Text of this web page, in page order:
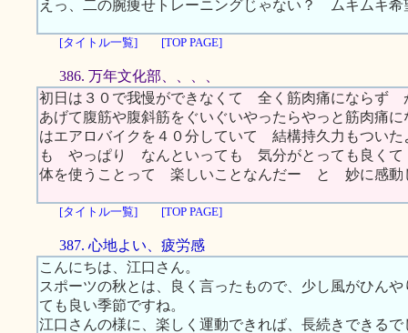
えっ、二の腕痩せトレーニングじゃない？ ムキムキ
[タイトル一覧] [TOP PAGE]
386. 万年文化部、、、、
初日は３０で我慢ができなくて 全く筋肉痛にならず
あげて腹筋や腹斜筋をぐいぐいやったらやっと筋肉
はエアロバイクを４０分していて 結構持久力もつい
も やっぱり なんといっても 気分がとっても良くて
体を使うことって 楽しいことなんだー と 妙に感
[タイトル一覧] [TOP PAGE]
387. 心地よい、疲労感
こんにちは、江口さん。
スポーツの秋とは、良く言ったもので、少し風がひん
ても良い季節ですね。
江口さんの様に、楽しく運動できれば、長続きできる